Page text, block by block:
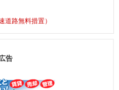
道路無料措置）
告